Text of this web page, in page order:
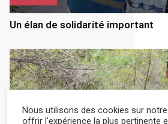
Un élan de solidarité important
Nous utilisons des cookies sur
offrir l'expérience la plus pertinente